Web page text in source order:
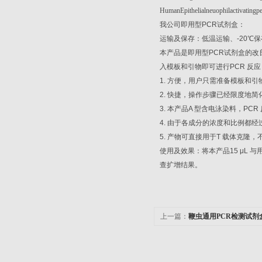
我公司即用型 PCR试剂盒：
运输及保存：低温运输、 -20℃
本产品是即用型 PCR试剂盒的改
入模板和引物即可进行PCR 反
1. 方便，用户只需准备模板和引
2.快捷，操作步骤已经限度地简
3. 本产品A型含电泳染料， PCR
4. 由于各成分的浓度和比例都
5. 产物可直接用于T 载体克隆，
使用及效果：将本产品15 μL 与
查扩增结果。
上一篇： 鞭虫通用PCR检测试剂